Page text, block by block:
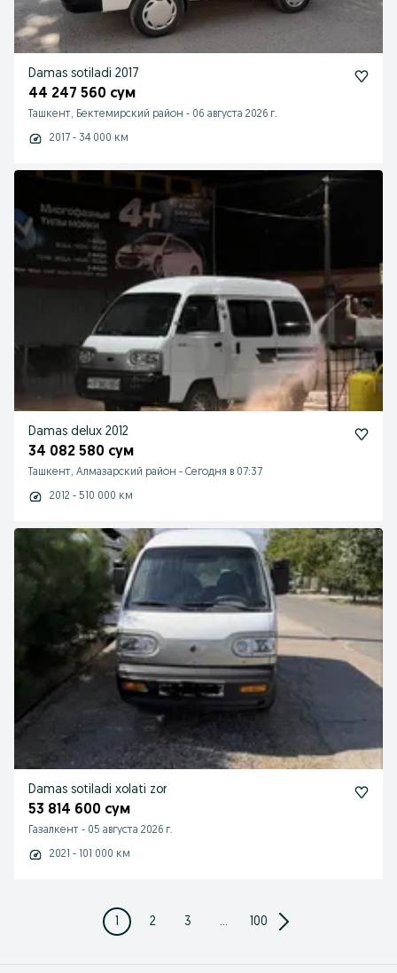
Damas sotiladi 2017
44 247 560 сум
Ташкент, Бектемирский район - 06 августа 2026 г.
2017 - 34 000 км
Damas delux 2012
34 082 580 сум
Ташкент, Алмазарский район - Сегодня в 07:37
2012 - 510 000 км
Damas sotiladi xolati zor
53 814 600 сум
Газалкент - 05 августа 2026 г.
2021 - 101 000 км
1 2 3 ... 100